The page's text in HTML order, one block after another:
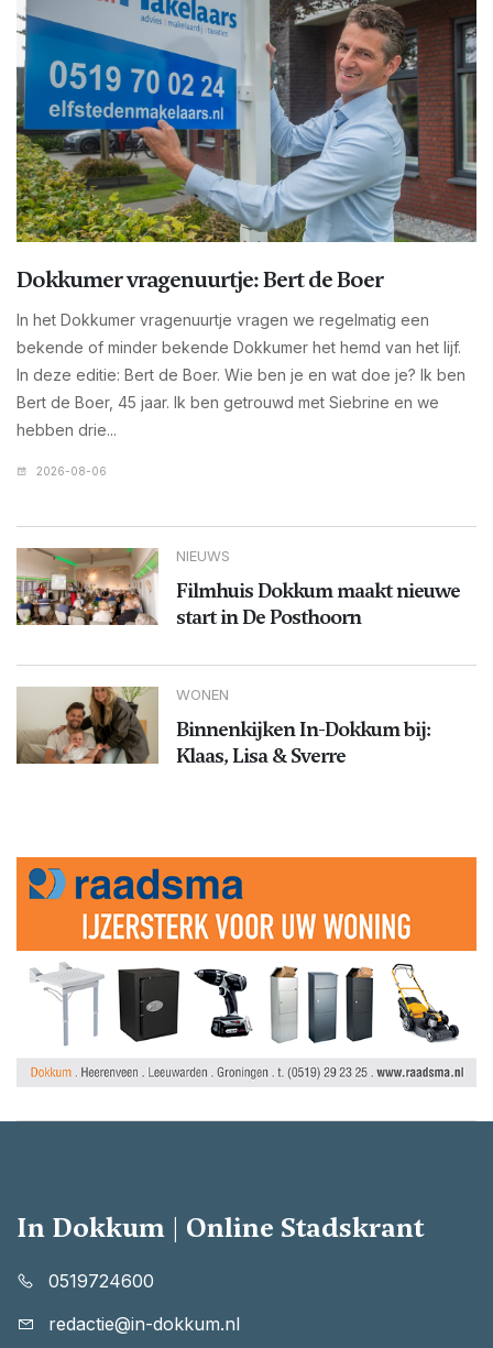
Dokkumer vragenuurtje: Bert de Boer
In het Dokkumer vragenuurtje vragen we regelmatig een
bekende of minder bekende Dokkumer het hemd van het lijf.
In deze editie: Bert de Boer. Wie ben je en wat doe je? Ik ben
Bert de Boer, 45 jaar. Ik ben getrouwd met Siebrine en we
hebben drie...
2026-08-06
NIEUWS
Filmhuis Dokkum maakt nieuwe
start in De Posthoorn
WONEN
Binnenkijken In-Dokkum bij:
Klaas, Lisa & Sverre
In Dokkum | Online Stadskrant
0519724600
redactie@in-dokkum.nl